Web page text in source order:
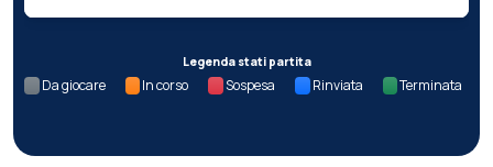
Legenda stati partita
Da giocare In corso Sospesa Rinviata Terminata